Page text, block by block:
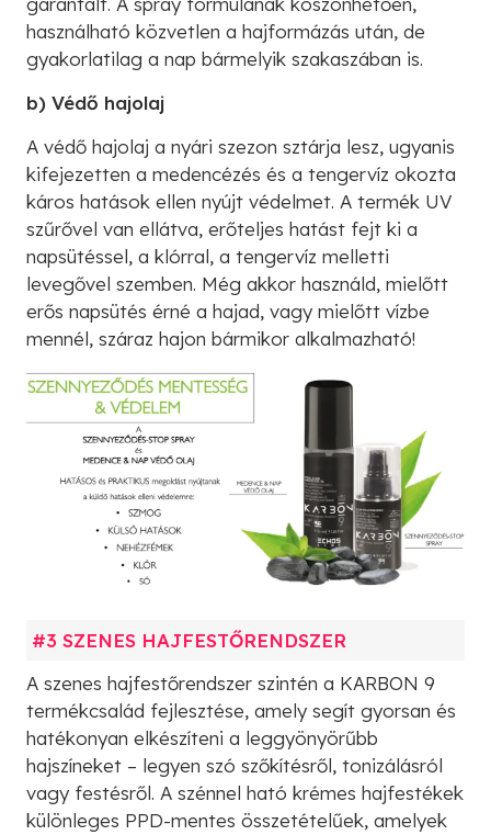
használható közvetlen a hajformázás után, de
gyakorlatilag a nap bármelyik szakaszában is.
b) Védő hajolaj
A védő hajolaj a nyári szezon sztárja lesz, ugyanis
kifejezetten a medencézés és a tengervíz okozta
káros hatások ellen nyújt védelmet. A termék UV
szűrővel van ellátva, erőteljes hatást fejt ki a
napsütéssel, a klórral, a tengervíz melletti
levegővel szemben. Még akkor használd, mielőtt
erős napsütés érné a hajad, vagy mielőtt vízbe
mennél, száraz hajon bármikor alkalmazható!
#3 SZENES HAJFESTŐRENDSZER
A szenes hajfestőrendszer szintén a KARBON 9
termékcsalád fejlesztése, amely segít gyorsan és
hatékonyan elkészíteni a leggyönyörűbb
hajszíneket – legyen szó szőkítésről, tonizálásról
vagy festésről. A szénnel ható krémes hajfestékek
különleges PPD-mentes összetételűek, amelyek